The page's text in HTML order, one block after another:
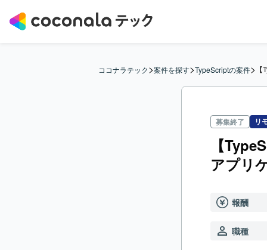
ココナラテック>案件を探す>TypeScriptの案件>
募集終了 リ
【
アプリ
報酬
職種